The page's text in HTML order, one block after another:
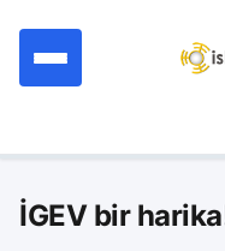
İGEV bir